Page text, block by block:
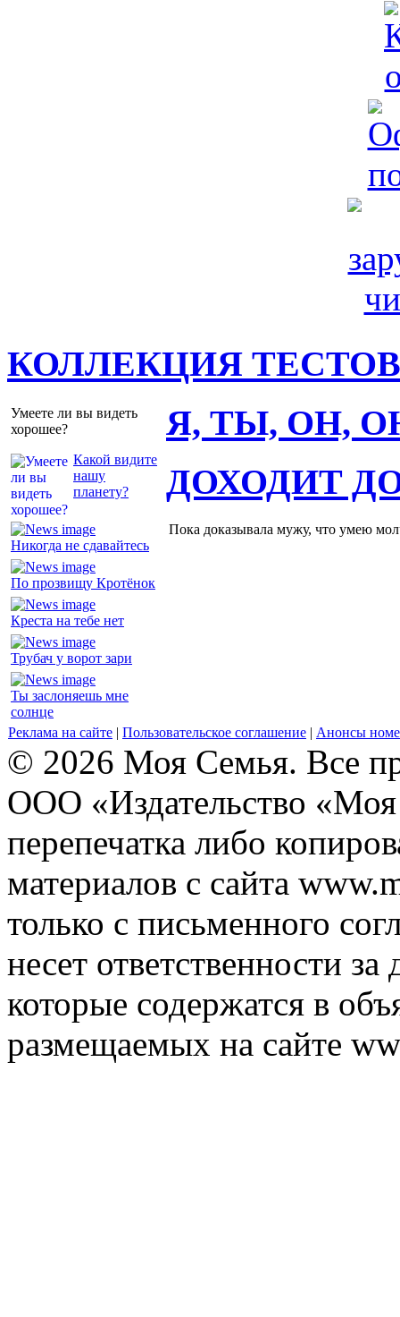
КОЛЛЕКЦИЯ ТЕСТОВ
Умеете ли вы видеть
хорошее?
Какой видите
нашу
планету?
Я, ТЫ, ОН,
Никогда не сдавайтесь
По прозвищу Кротёнок
Креста на тебе нет
Трубач у ворот зари
Ты заслоняешь мне
солнце
ДОХОДИТ
Пока доказывала мужу, что умею
Реклама на сайте | Пользовательское соглашение | Анонсы
© 2026 Моя Семья. Все
ООО «Издательство
перепечатка либо
материалов с сайта
только с письменного
несет ответственности
которые содержатся в
размещаемых на сайте